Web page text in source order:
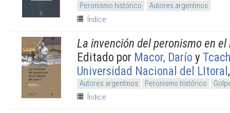
Peronismo histórico
Autores argentinos
Índice
La invención del peronismo en
Editado por Macor, Darío y
Universidad Nacional del LItoral
Autores argentinos Peronismo histórico
Índice